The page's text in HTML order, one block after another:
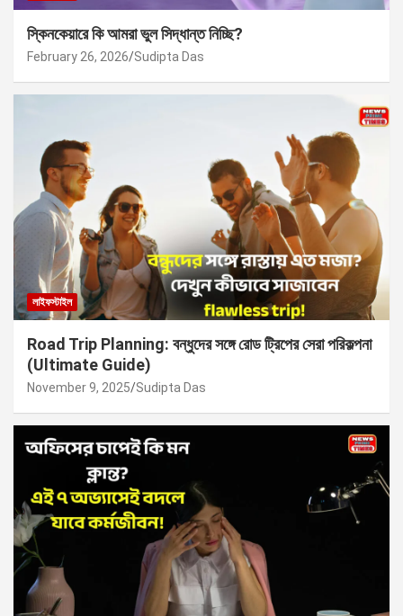
স্কিনকেয়ারে কি আমরা ভুল সিদ্ধান্ত নিচ্ছি?
February 26, 2026 Sudipta Das
লাইফস্টাইল
Road Trip Planning: বন্ধুদের সঙ্গে রোড ট্রিপের সেরা পরিকল্পনা
(Ultimate Guide)
November 9, 2025 Sudipta Das